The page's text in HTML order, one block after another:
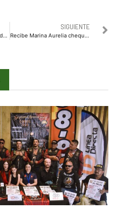
Invita DIF Ahome a festejo de Día de Reyes este domingo
SIGUIENTE
Recibe Marina Aurelia cheque de apoyo por seguro de vida de su esposo policía desparecido hace 9 años